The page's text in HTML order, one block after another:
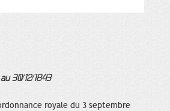
30/12/1843
royale du 3 septembre